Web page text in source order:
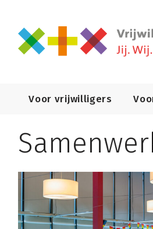
Navigation
Voor vrijwilligers